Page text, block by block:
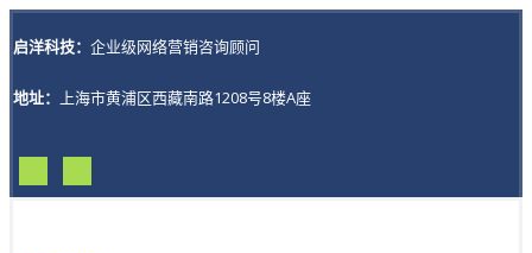
启洋科技： 企业级网络营销咨询顾问
地址： 上海市黄浦区西藏南路1208号8楼A座